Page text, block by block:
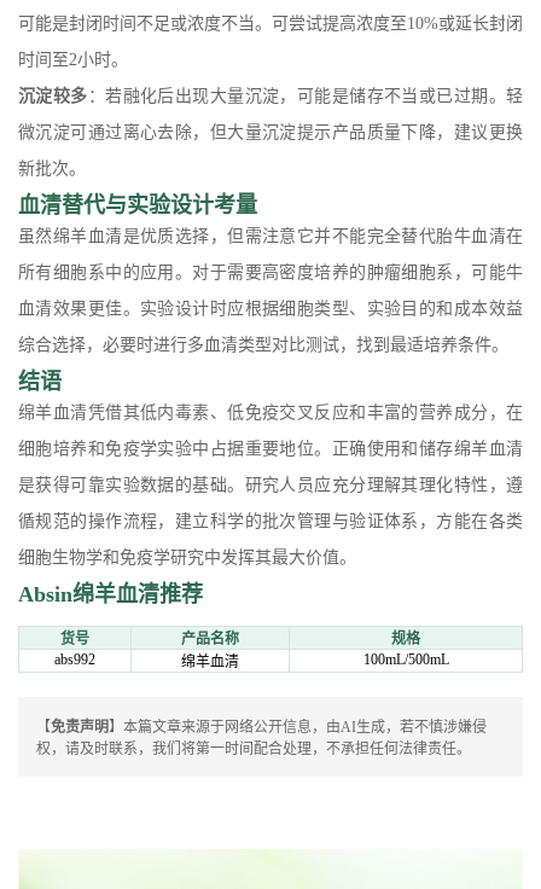
可能是封闭时间不足或浓度不当。可尝试提高浓度至10%或延长封闭
时间至2小时。
沉淀较多 ：若融化后出现大量沉淀，可能是储存不当或已过期。轻
微沉淀可通过离心去除，但大量沉淀提示产品质量下降，建议更换
新批次。
血清替代与实验设计考量
虽然绵羊血清是优质选择，但需注意它并不能完全替代胎牛血清在
所有细胞系中的应用。对于需要高密度培养的肿瘤细胞系，可能牛
血清效果更佳。实验设计时应根据细胞类型、实验目的和成本效益
综合选择，必要时进行多血清类型对比测试，找到最适培养条件。
结语
绵羊血清凭借其低内毒素、低免疫交叉反应和丰富的营养成分，在
细胞培养和免疫学实验中占据重要地位。正确使用和储存绵羊血清
是获得可靠实验数据的基础。研究人员应充分理解其理化特性，遵
循规范的操作流程，建立科学的批次管理与验证体系，方能在各类
细胞生物学和免疫学研究中发挥其最大价值。
Absin绵羊血清推荐
货号 产品名称
规格
abs992
绵羊血清 100mL/500mL
【免责声明】本篇文章来源于网络公开信息，由AI生成，若不慎涉嫌侵
权，请及时联系，我们将第一时间配合处理，不承担任何法律责任。